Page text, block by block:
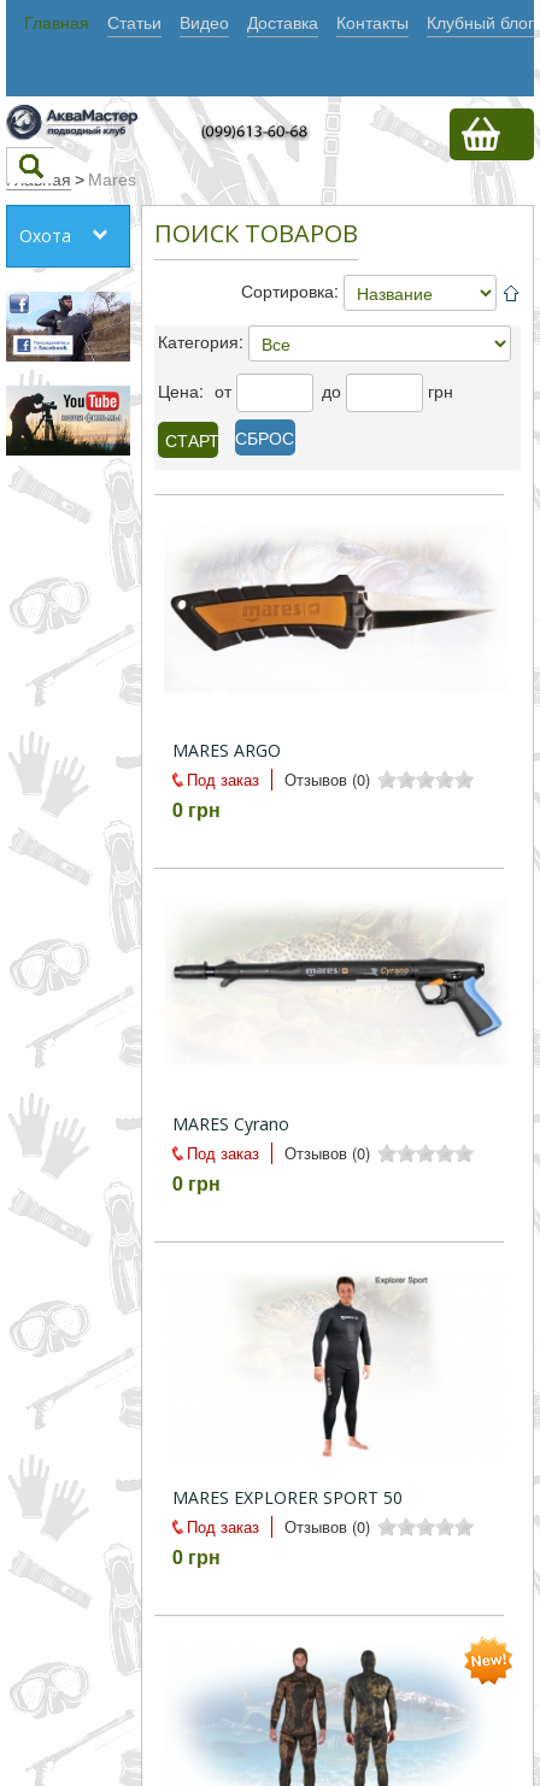
Главная Статьи Видео Доставка Контакты Клубный блог
Искать
Любое из
слов
Все
слова
Точное
совпадение
Категории
Производитель
_JSHOP_SEARCH_COINS
от
до
грн
Главная > Mares
Охота ПОИСК ТОВАРОВ
Сортировка:
Категория:
Цена: от до
грн
СБРОС
MARES ARGO
Под заказ
Отзывов (0)
0 грн
MARES Cyrano
Под заказ
Отзывов (0)
0 грн
MARES EXPLORER SPORT 50
Под заказ
Отзывов (0)
0 грн